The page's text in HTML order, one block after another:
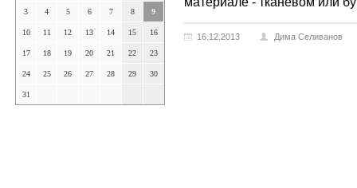
3 4 5 6 7 8 9
10 11 12 13 14 15 16
17 18 19 20 21 22 23
24 25 26 27 28 29 30
31
16.12.2013 Дима Селиванов